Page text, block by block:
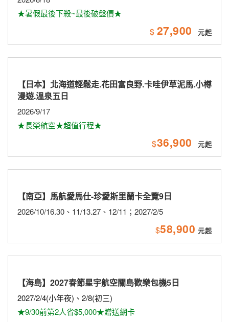
★暑假最後下殺~最後破盤價★
$ 27,900
【日本】北海道輕鬆走.花田富良野.卡哇伊草泥馬.小樽
漫遊.溫泉五日
2026/9/17
★長榮航空★超值行程★
$36,900
【南亞】馬航愛馬仕-珍愛斯里蘭卡全覽9日
2026/10/16.30、11/13.27、12/11；2027/2/5
$58,900
【海島】2027春節星宇航空關島歡樂包機5日
2027/2/4(小年夜)、2/8(初三)
★9/30前第2人省$5,000★贈送網卡